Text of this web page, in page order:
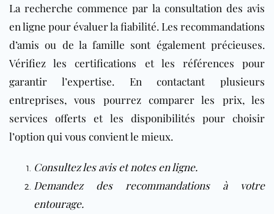
La recherche commence par la consultation des avis
en ligne pour évaluer la fiabilité. Les recommandations
d’amis ou de la famille sont également précieuses.
Vérifiez les certifications et les références pour
garantir l’expertise. En contactant plusieurs
entreprises, vous pourrez comparer les prix, les
services offerts et les disponibilités pour choisir
l’option qui vous convient le mieux.
Consultez les avis et notes en ligne.
Demandez des recommandations à votre
entourage.